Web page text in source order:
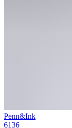
Penn&Ink
6136